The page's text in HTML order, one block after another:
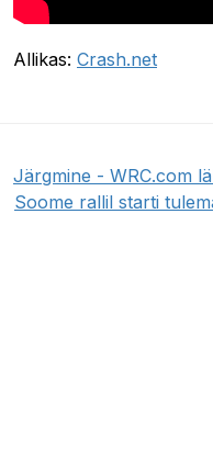
Allikas: Crash.net
Järgmine - WRC.com
Soome rallil starti